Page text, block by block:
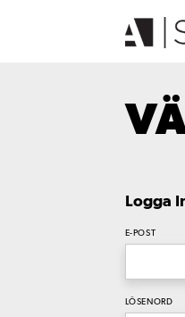
Logga
E-POST
LÖSENORD